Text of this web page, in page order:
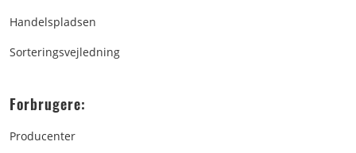
Handelspladsen
Sorteringsvejledning
Forbrugere:
Producenter